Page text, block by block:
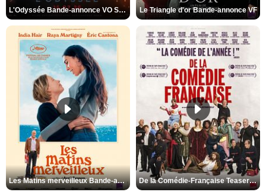
L'Odyssée Bande-annonce VO STFR Le Triangle d'or Bande-annonce VF
Les Matins merveilleux Bande-annonce VF De la Comédie-Française Teaser VF